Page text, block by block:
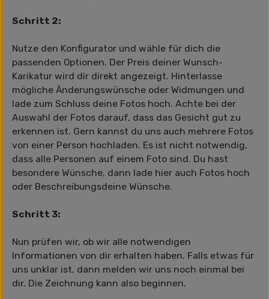
Schritt 2:
Nutze den Konfigurator und wähle für dich die
passenden Optionen. Der Preis deiner Wunsch-
Karikatur wird dir direkt angezeigt. Hinterlasse
mögliche Änderungswünsche oder Widmungen und
lade zum Schluss deine Fotos hoch. Achte bei der
Auswahl der Fotos darauf, dass das Gesicht gut zu
erkennen ist. Gern kannst du uns auch mehrere Fotos
von einer Person hochladen. Es ist nicht notwendig,
dass alle Personen auf einem Foto sind. Du hast
besondere Wünsche, dann lade hier auch Fotos hoch
oder Beschreibungsdeine Wünsche.
Schritt 3:
Nun prüfen wir, ob wir alle notwendigen
Informationen von dir erhalten haben. Falls etwas für
uns unklar ist, dann melden wir uns noch einmal bei
dir. Die Zeichnung kann also beginnen.